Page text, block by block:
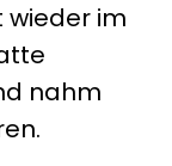
wieder im
nahm